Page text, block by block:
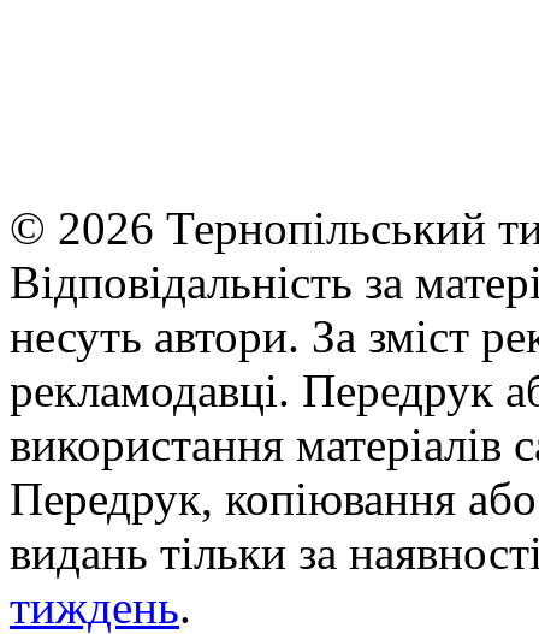
© 2026 Тернопільський
Відповідальність за
несуть автори. За зміст
рекламодавці. Передрук
використання матеріалів
Передрук, копіювання
видань тільки за
тиждень.